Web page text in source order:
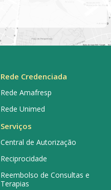
Rede Credenciada
Rede Amafresp
Rede Unimed
Serviços
Central de Autorização
Reciprocidade
Reembolso de Consultas e
Terapias